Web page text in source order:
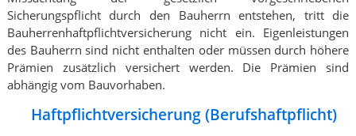
Sicherungspflicht durch den Bauherrn entstehen, tritt die
Bauherrenhaftpflichtversicherung nicht ein. Eigenleistungen
des Bauherrn sind nicht enthalten oder müssen durch höhere
Prämien zusätzlich versichert werden. Die Prämien sind
abhängig vom Bauvorhaben.
Haftpflichtversicherung (Berufshaftpflicht)